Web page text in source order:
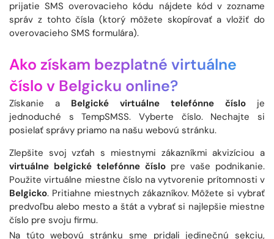
prijatie SMS overovacieho kódu nájdete kód v zozname
správ z tohto čísla (ktorý môžete skopírovať a vložiť do
overovacieho SMS formulára).
Ako získam bezplatné virtuálne
číslo v Belgicku online?
Získanie a Belgické virtuálne telefónne číslo je
jednoduché s TempSMSS. Vyberte číslo. Nechajte si
posielať správy priamo na našu webovú stránku.
Zlepšite svoj vzťah s miestnymi zákazníkmi akvizíciou a
virtuálne belgické telefónne číslo pre vaše podnikanie.
Použite virtuálne miestne číslo na vytvorenie prítomnosti v
Belgicko. Pritiahne miestnych zákazníkov. Môžete si vybrať
predvoľbu alebo mesto a štát a vybrať si najlepšie miestne
číslo pre svoju firmu.
Na túto webovú stránku sme pridali jedinečnú sekciu,